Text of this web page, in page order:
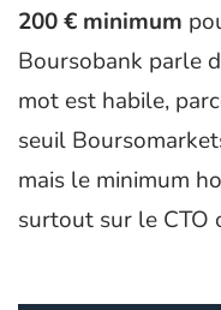
200 € minimum
Boursobank parle
mot est habile,
seuil
mais le minimum
surtout sur le CTO